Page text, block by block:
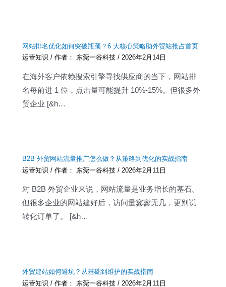
网站排名优化如何突破瓶颈？6 大核心策略助外贸站抢占首页
运营知识 / 作者： 东莞一谷科技/ 2026年2月14日
在海外客户依赖搜索引擎寻找供应商的当下，网站排
名每前进 1 位，点击量可能提升 10%-15%。但很多外
贸企业 [&h…
B2B 外贸网站流量推广怎么做？从策略到优化的实战指南
运营知识 / 作者： 东莞一谷科技/ 2026年2月11日
对 B2B 外贸企业来说，网站流量是业务增长的基石。
但很多企业的网站建好后，访问量寥寥无几，更别说
转化订单了。 [&h…
外贸建站如何避坑？从基础到维护的实战指南
运营知识 / 作者： 东莞一谷科技/ 2026年2月11日